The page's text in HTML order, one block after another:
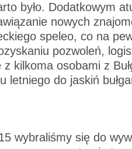
było. Dodatkowym
nowych
speleo, co na
pozwoleń,
kilkoma osobami z
letniego do jaskiń
wybraliśmy się do